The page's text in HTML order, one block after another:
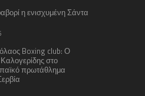
η ενισχυμένη Σάντα
Boxing club: Ο
στο
πρωτάθλημα